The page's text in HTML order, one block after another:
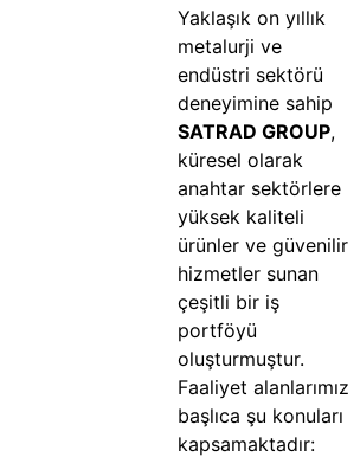
Yaklaşık on yıllık
metalurji ve
endüstri sektörü
deneyimine sahip
SATRAD GROUP,
küresel olarak
anahtar sektörlere
yüksek kaliteli
ürünler ve güvenilir
hizmetler sunan
çeşitli bir iş
portföyü
oluşturmuştur.
Faaliyet alanlarımız
başlıca şu konuları
kapsamaktadır: